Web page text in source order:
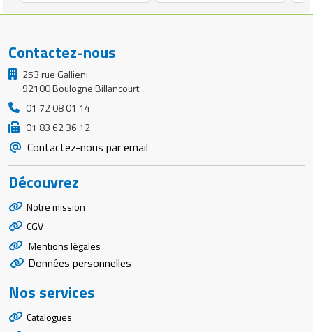
Contactez-nous
253 rue Gallieni
92100 Boulogne Billancourt
01 72 08 01 14
01 83 62 36 12
Contactez-nous par email
Découvrez
Notre mission
CGV
Mentions légales
Données personnelles
Nos services
Catalogues